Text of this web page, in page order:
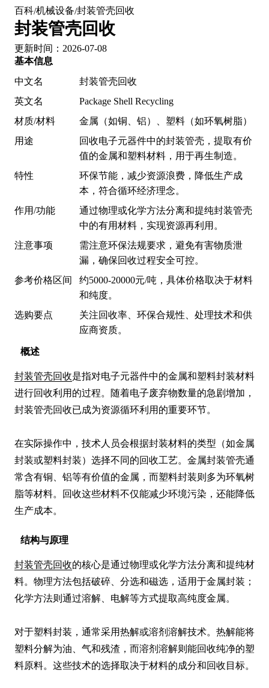
百科/机械设备/封装管壳回收
封装管壳回收
更新时间：2026-07-08
概述
封装管壳回收是指对电子元器件中的金属和塑料封装材料
进行回收利用的过程。随着电子废弃物数量的急剧增加，
封装管壳回收已成为资源循环利用的重要环节。
在实际操作中，技术人员会根据封装材料的类型（如金属
封装或塑料封装）选择不同的回收工艺。金属封装管壳通
常含有铜、铝等有价值的金属，而塑料封装则多为环氧树
脂等材料。回收这些材料不仅能减少环境污染，还能降低
生产成本。
结构与原理
封装管壳回收的核心是通过物理或化学方法分离和提纯材
料。物理方法包括破碎、分选和磁选，适用于金属封装；
化学方法则通过溶解、电解等方式提取高纯度金属。
对于塑料封装，通常采用热解或溶剂溶解技术。热解能将
塑料分解为油、气和残渣，而溶剂溶解则能回收纯净的塑
料原料。这些技术的选择取决于材料的成分和回收目标。
基本信息
中文名
封装管壳回收
英文名
Package Shell Recycling
材质/材料
金属（如铜、铝）、塑料（如环氧树脂）
用途
回收电子元器件中的封装管壳，提取有价
值的金属和塑料材料，用于再生制造。
特性
环保节能，减少资源浪费，降低生产成
本，符合循环经济理念。
作用/功能
通过物理或化学方法分离和提纯封装管壳
中的有用材料，实现资源再利用。
注意事项
需注意环保法规要求，避免有害物质泄
漏，确保回收过程安全可控。
参考价格区间
约5000-20000元/吨，具体价格取决于材料
和纯度。
选购要点
关注回收率、环保合规性、处理技术和供
应商资质。